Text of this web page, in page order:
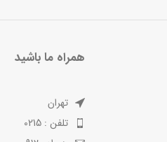
همراه ما باشید
تهران
تلفن : 0215